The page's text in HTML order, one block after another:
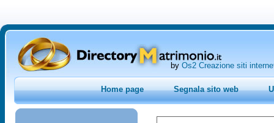
by Os2 Creazione siti
Home page Segnala sito web